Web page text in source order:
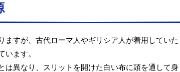
ますが、古代ローマ人やギリシア人が着用していた
います。
は異なり、スリットを開けた白い布に頭を通して身